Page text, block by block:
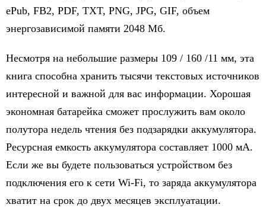
ePub, FB2, PDF, TXT, PNG, JPG, GIF, объем
энергозависимой памяти 2048 Мб.
Несмотря на небольшие размеры 109 / 160 /11 мм, эта
книга способна хранить тысячи текстовых источников
интересной и важной для вас информации. Хорошая
экономная батарейка сможет прослужить вам около
полутора недель чтения без подзарядки аккумулятора.
Ресурсная емкость аккумулятора составляет 1000 мА.
Если же вы будете пользоваться устройством без
подключения его к сети Wi-Fi, то заряда аккумулятора
хватит на срок до двух месяцев эксплуатации.